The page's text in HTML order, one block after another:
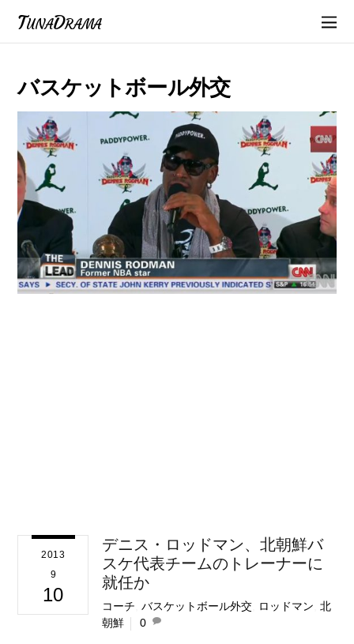
TunaDrama
バスケットボール外交
2013
9
10
デニス・ロッドマン、北朝鮮バ
スケ代表チームのトレーナーに
就任か
コーチ ,バスケットボール外交 ロッドマン ,北
朝鮮
0